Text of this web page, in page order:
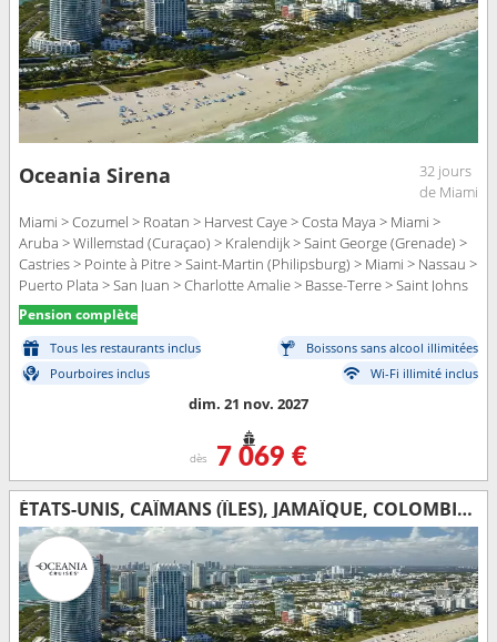
Oceania Sirena
32 jours
de Miami
Miami > Cozumel > Roatan > Harvest Caye > Costa Maya > Miami >
Aruba > Willemstad (Curaçao) > Kralendijk > Saint George (Grenade) >
Castries > Pointe à Pitre > Saint-Martin (Philipsburg) > Miami > Nassau >
Puerto Plata > San Juan > Charlotte Amalie > Basse-Terre > Saint Johns
> Saint Barthelemy > Bequia - ST. Vincent > Miami
Pension complète
Tous les restaurants inclus
Boissons sans alcool illimitées
Pourboires inclus
Wi-Fi illimité inclus
dim. 21 nov. 2027
dès 7 069 €
ÉTATS-UNIS, CAÏMANS (ÎLES), JAMAÏQUE, COLOMBIE, PANAMA, ÉQUATEUR, PÉROU, CHILI, ARGENTINE, ÎLES MALOUINES, URUGUAY, BRÉSIL, BARBADE, GUADELOUPE, SAINT VINCENT-ET-LES-GRENADINES